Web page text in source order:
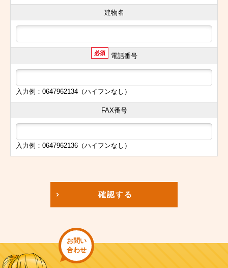
建物名
必須 電話番号
入力例：0647962134（ハイフンなし）
FAX番号
入力例：0647962136（ハイフンなし）
確認する
お問い
合わせ